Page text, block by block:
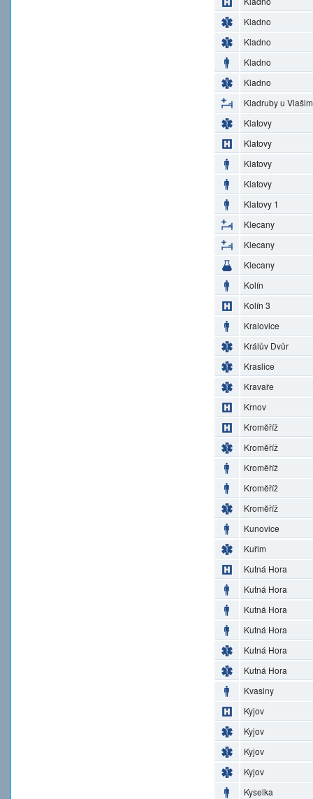
Kladno
Kladno
Kladno
Kladno
Kladruby u
Klatovy
Klatovy
Klatovy
Klatovy
Klatovy 1
Klecany
Klecany
Klecany
Kolín
Kolín 3
Kralovice
Králův Dvůr
Kraslice
Kravaře
Krnov
Kroměříž
Kroměříž
Kroměříž
Kroměříž
Kroměříž
Kunovice
Kuřim
Kutná Hora
Kutná Hora
Kutná Hora
Kutná Hora
Kutná Hora
Kutná Hora
Kvasiny
Kyjov
Kyjov
Kyjov
Kyjov
Kyselka